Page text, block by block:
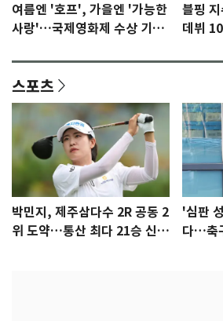
여름엔 '호프', 가을엔 '가능한
사랑'…국제영화제 수상 기대
블핑
데뷔
스포츠
박민지, 제주삼다수 2R 공동 2
위 도약…통산 최다 21승 신기
'심판
다…축